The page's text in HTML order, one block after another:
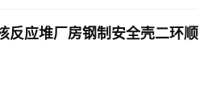
反应堆厂房钢制安全壳二环顺